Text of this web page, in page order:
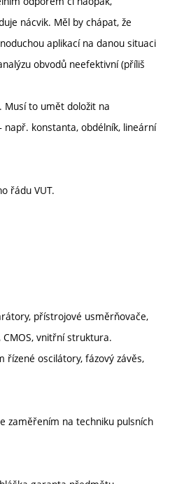
nácvik. Měl by chápat, že
aplikací na danou situaci
obvodů neefektivní (příliš
to umět doložit na
konstanta, obdélník, lineární
řádu VUT.
přístrojové usměrňovače,
vnitřní struktura.
oscilátory, fázový závěs,
zaměřením na techniku pulsních